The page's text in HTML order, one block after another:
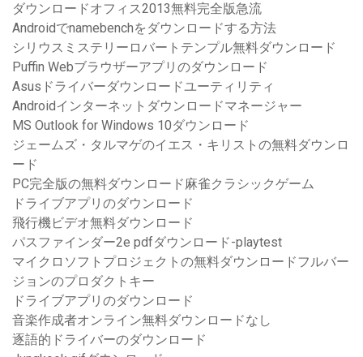
ダウンロードオフィス2013無料完全版急流
Androidでnamebenchをダウンロードする方法
シリウスミステリーロバートテンプル無料ダウンロード
Puffin Webブラウザーアプリのダウンロード
Asusドライバーダウンロードユーティリティ
Androidインターネットダウンロードマネージャー
MS Outlook for Windows 10ダウンロード
ジェームズ・タルマゲのイエス・キリストの無料ダウンロ
ード
PC完全版の無料ダウンロード麻雀クラシックゲーム
ドライブアプリのダウンロード
飛行機ビデオ無料ダウンロード
パスファインダー2e pdfダウンロード-playtest
マイクロソフトプロジェクトの無料ダウンロードフルバー
ジョンのプロダクトキー
ドライブアプリのダウンロード
音楽作成者オンライン無料ダウンロードなし
逐語的ドライバーのダウンロード